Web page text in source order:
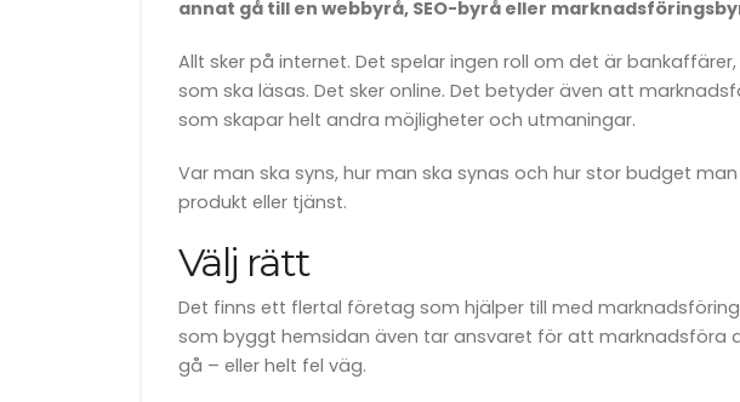
annat gå till en webbyrå, SEO-byrå eller
Allt sker på internet. Det spelar ingen roll om det är
som ska läsas. Det sker online. Det betyder även att
som skapar helt andra möjligheter och utmaningar.
Var man ska syns, hur man ska synas och hur stor budget
produkt eller tjänst.
Välj rätt
Det finns ett flertal företag som hjälper till med
som byggt hemsidan även tar ansvaret för att marknadsföra
gå – eller helt fel väg.